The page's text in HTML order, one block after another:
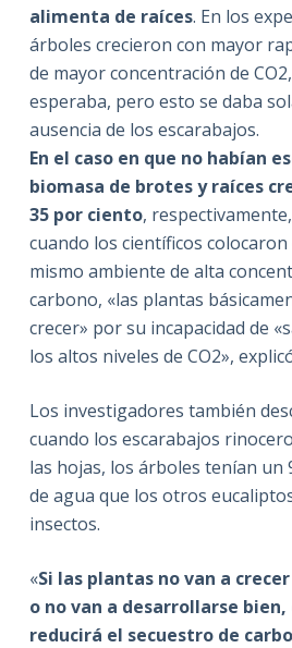
alimenta de raíces. En los
árboles crecieron con mayor
de mayor concentración de
esperaba, pero esto se daba
ausencia de los escarabajos.
En el caso en que no habían
biomasa de brotes y raíces
35 por ciento,
cuando los científicos
mismo ambiente de alta
carbono, «las plantas
crecer» por su incapacidad de
los altos niveles de CO2»,
Los investigadores también
cuando los escarabajos
las hojas, los árboles tenían un
de agua que los otros
insectos.
«Si las plantas no van a
o no van a desarrollarse bien,
reducirá el secuestro de